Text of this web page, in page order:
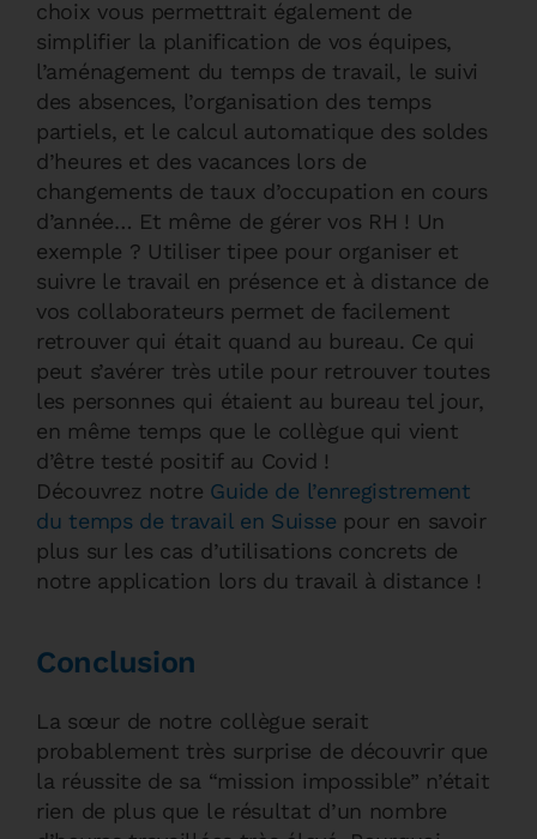
choix vous permettrait également de
simplifier la planification de vos équipes,
l’aménagement du temps de travail, le suivi
des absences, l’organisation des temps
partiels, et le calcul automatique des soldes
d’heures et des vacances lors de
changements de taux d’occupation en cours
d’année… Et même de gérer vos RH ! Un
exemple ? Utiliser tipee pour organiser et
suivre le travail en présence et à distance de
vos collaborateurs permet de facilement
retrouver qui était quand au bureau. Ce qui
peut s’avérer très utile pour retrouver toutes
les personnes qui étaient au bureau tel jour,
en même temps que le collègue qui vient
d’être testé positif au Covid !
Découvrez notre Guide de l’enregistrement
du temps de travail en Suisse pour en savoir
plus sur les cas d’utilisations concrets de
notre application lors du travail à distance !
Conclusion
La sœur de notre collègue serait
probablement très surprise de découvrir que
la réussite de sa “mission impossible” n’était
rien de plus que le résultat d’un nombre